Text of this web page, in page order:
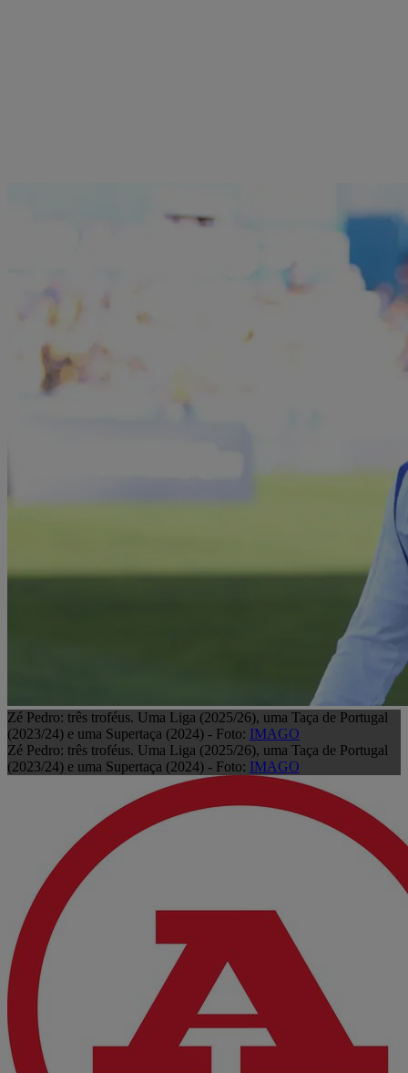
Zé Pedro: três troféus. Uma Liga (2025/26), uma Taça de Portugal
(2023/24) e uma Supertaça (2024) - Foto: IMAGO
Zé Pedro: três troféus. Uma Liga (2025/26), uma Taça de Portugal
(2023/24) e uma Supertaça (2024) - Foto: IMAGO